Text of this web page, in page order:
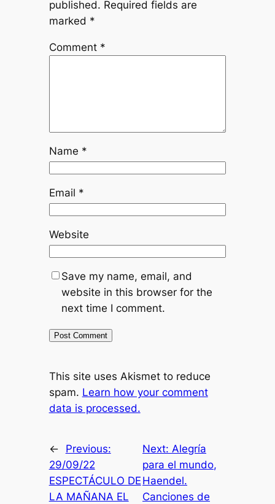
published. Required fields are
marked *
Comment *
Name *
Email *
Website
Save my name, email, and
website in this browser for the
next time I comment.
This site uses Akismet to reduce
spam. Learn how your comment
data is processed.
←
Previous:
29/09/22
ESPECTÁCULO DE
LA MAÑANA EL
Next: Alegría
para el mundo,
Haendel.
Canciones de